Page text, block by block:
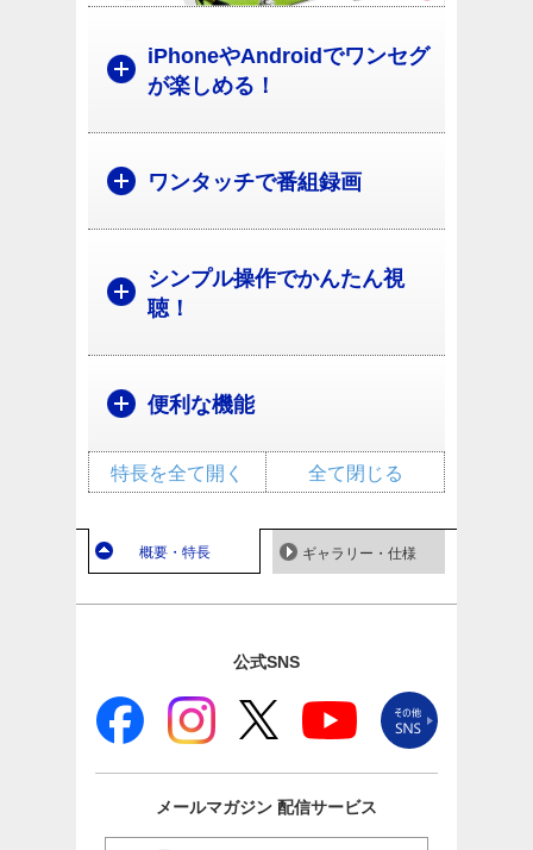
iPhoneやAndroidでワンセグ
が楽しめる！
ワンタッチで番組録画
シンプル操作でかんたん視
聴！
便利な機能
全て閉じる
特長を全て開く
概要・特長 ギャラリー・仕様
公式SNS
メールマガジン 配信サービス